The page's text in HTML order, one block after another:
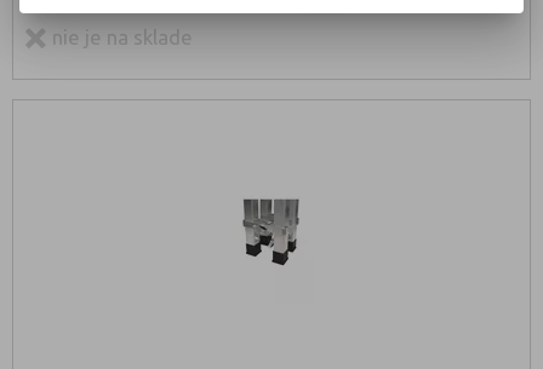
nie je na sklade